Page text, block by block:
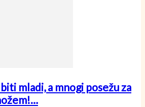
mladi, a mnogi posežu za